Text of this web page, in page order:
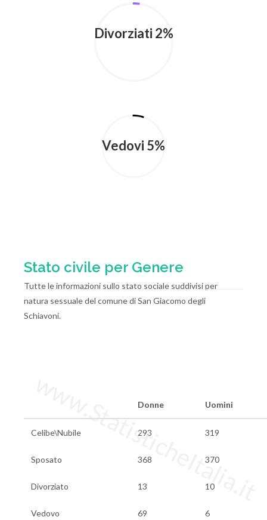
Divorziati 2%
Vedovi 5%
Stato civile per Genere
Tutte le informazioni sullo stato sociale suddivisi per
natura sessuale del comune di San Giacomo degli
Schiavoni.
Donne Uomini
Celibe\Nubile 293 319
Sposato 368 370
Divorziato 13 10
Vedovo 69 6
www.StatisticheItalia.it